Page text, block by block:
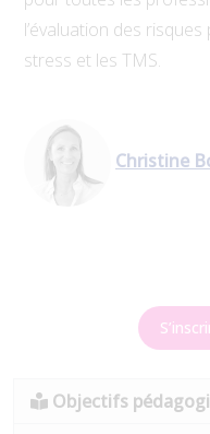
l’évaluation des
stress et les TMS.
Christine
Objectifs